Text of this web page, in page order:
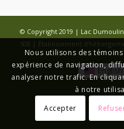
© Copyright 2019 | Lac
508 | Établissement
Nous utilisons des
expérience de navigation,
analyser notre trafic. En
à notre
Accepter
English